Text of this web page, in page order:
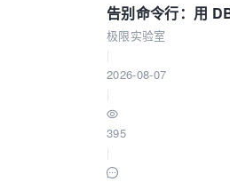
告别命令行：用
极限实验室
2026-08-07
395